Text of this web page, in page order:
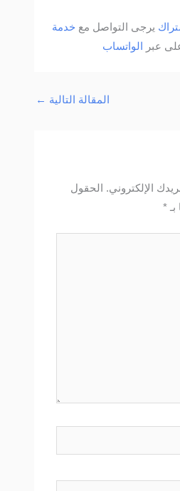
يرجى التواصل مع خدمة
عبر الواتساب
المقالة التالية ←
الإلكتروني.
الحقول
بـ*